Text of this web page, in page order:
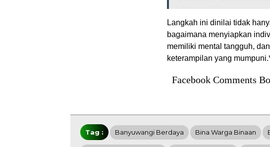
Langkah ini dinilai tidak
bagaimana menyiapkan
memiliki mental tangguh,
keterampilan yang
Facebook Comments
Tag : Banyuwangi Berdaya Bina Warga Binaan